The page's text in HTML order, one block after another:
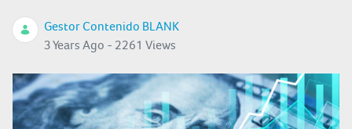
Gestor Contenido BLANK
3 Years Ago - 2261 Views